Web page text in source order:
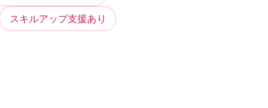
スキルアップ支援あり